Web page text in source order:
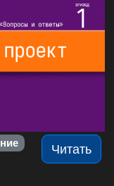
Читать